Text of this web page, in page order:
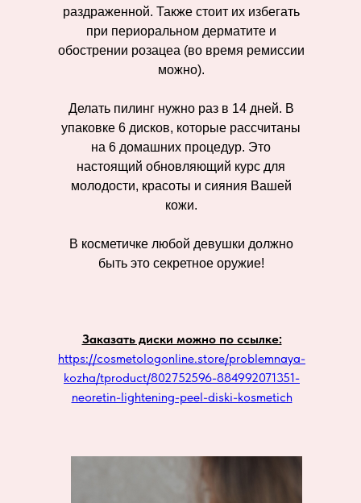
раздраженной. Также стоит их избегать
при периоральном дерматите и
обострении розацеа (во время ремиссии
можно).
Делать пилинг нужно раз в 14 дней. В
упаковке 6 дисков, которые рассчитаны
на 6 домашних процедур. Это
настоящий обновляющий курс для
молодости, красоты и сияния Вашей
кожи.
В косметичке любой девушки должно
быть это секретное оружие!
Заказать диски можно по ссылке:
https://cosmetologonline.store/problemnaya-
kozha/tproduct/802752596-884992071351-
neoretin-lightening-peel-diski-kosmetich